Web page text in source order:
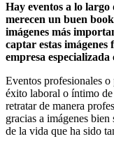
Hay eventos a lo largo
merecen un buen
imágenes más
captar estas imágenes
empresa
Eventos profesionales
éxito laboral o íntimo
retratar de manera
gracias a imágenes
de la vida que ha sido